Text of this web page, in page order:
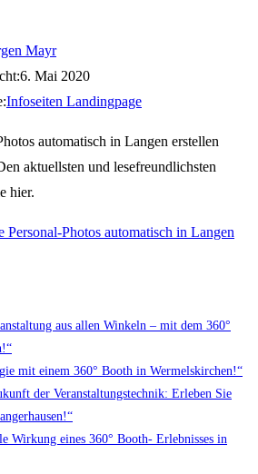
Mayr
6. Mai 2020
Infoseiten Landingpage
automatisch in Langen erstellen
aktuellsten und lesefreundlichsten
hier.
Personal-Photos automatisch in Langen
aus allen Winkeln – mit dem 360°
mit einem 360° Booth in Wermelskirchen!“
der Veranstaltungstechnik: Erleben Sie
Wirkung eines 360° Booth- Erlebnisses in